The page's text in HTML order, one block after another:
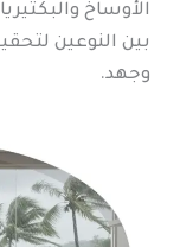
الأوساخ
بين النوعين
وجهد.